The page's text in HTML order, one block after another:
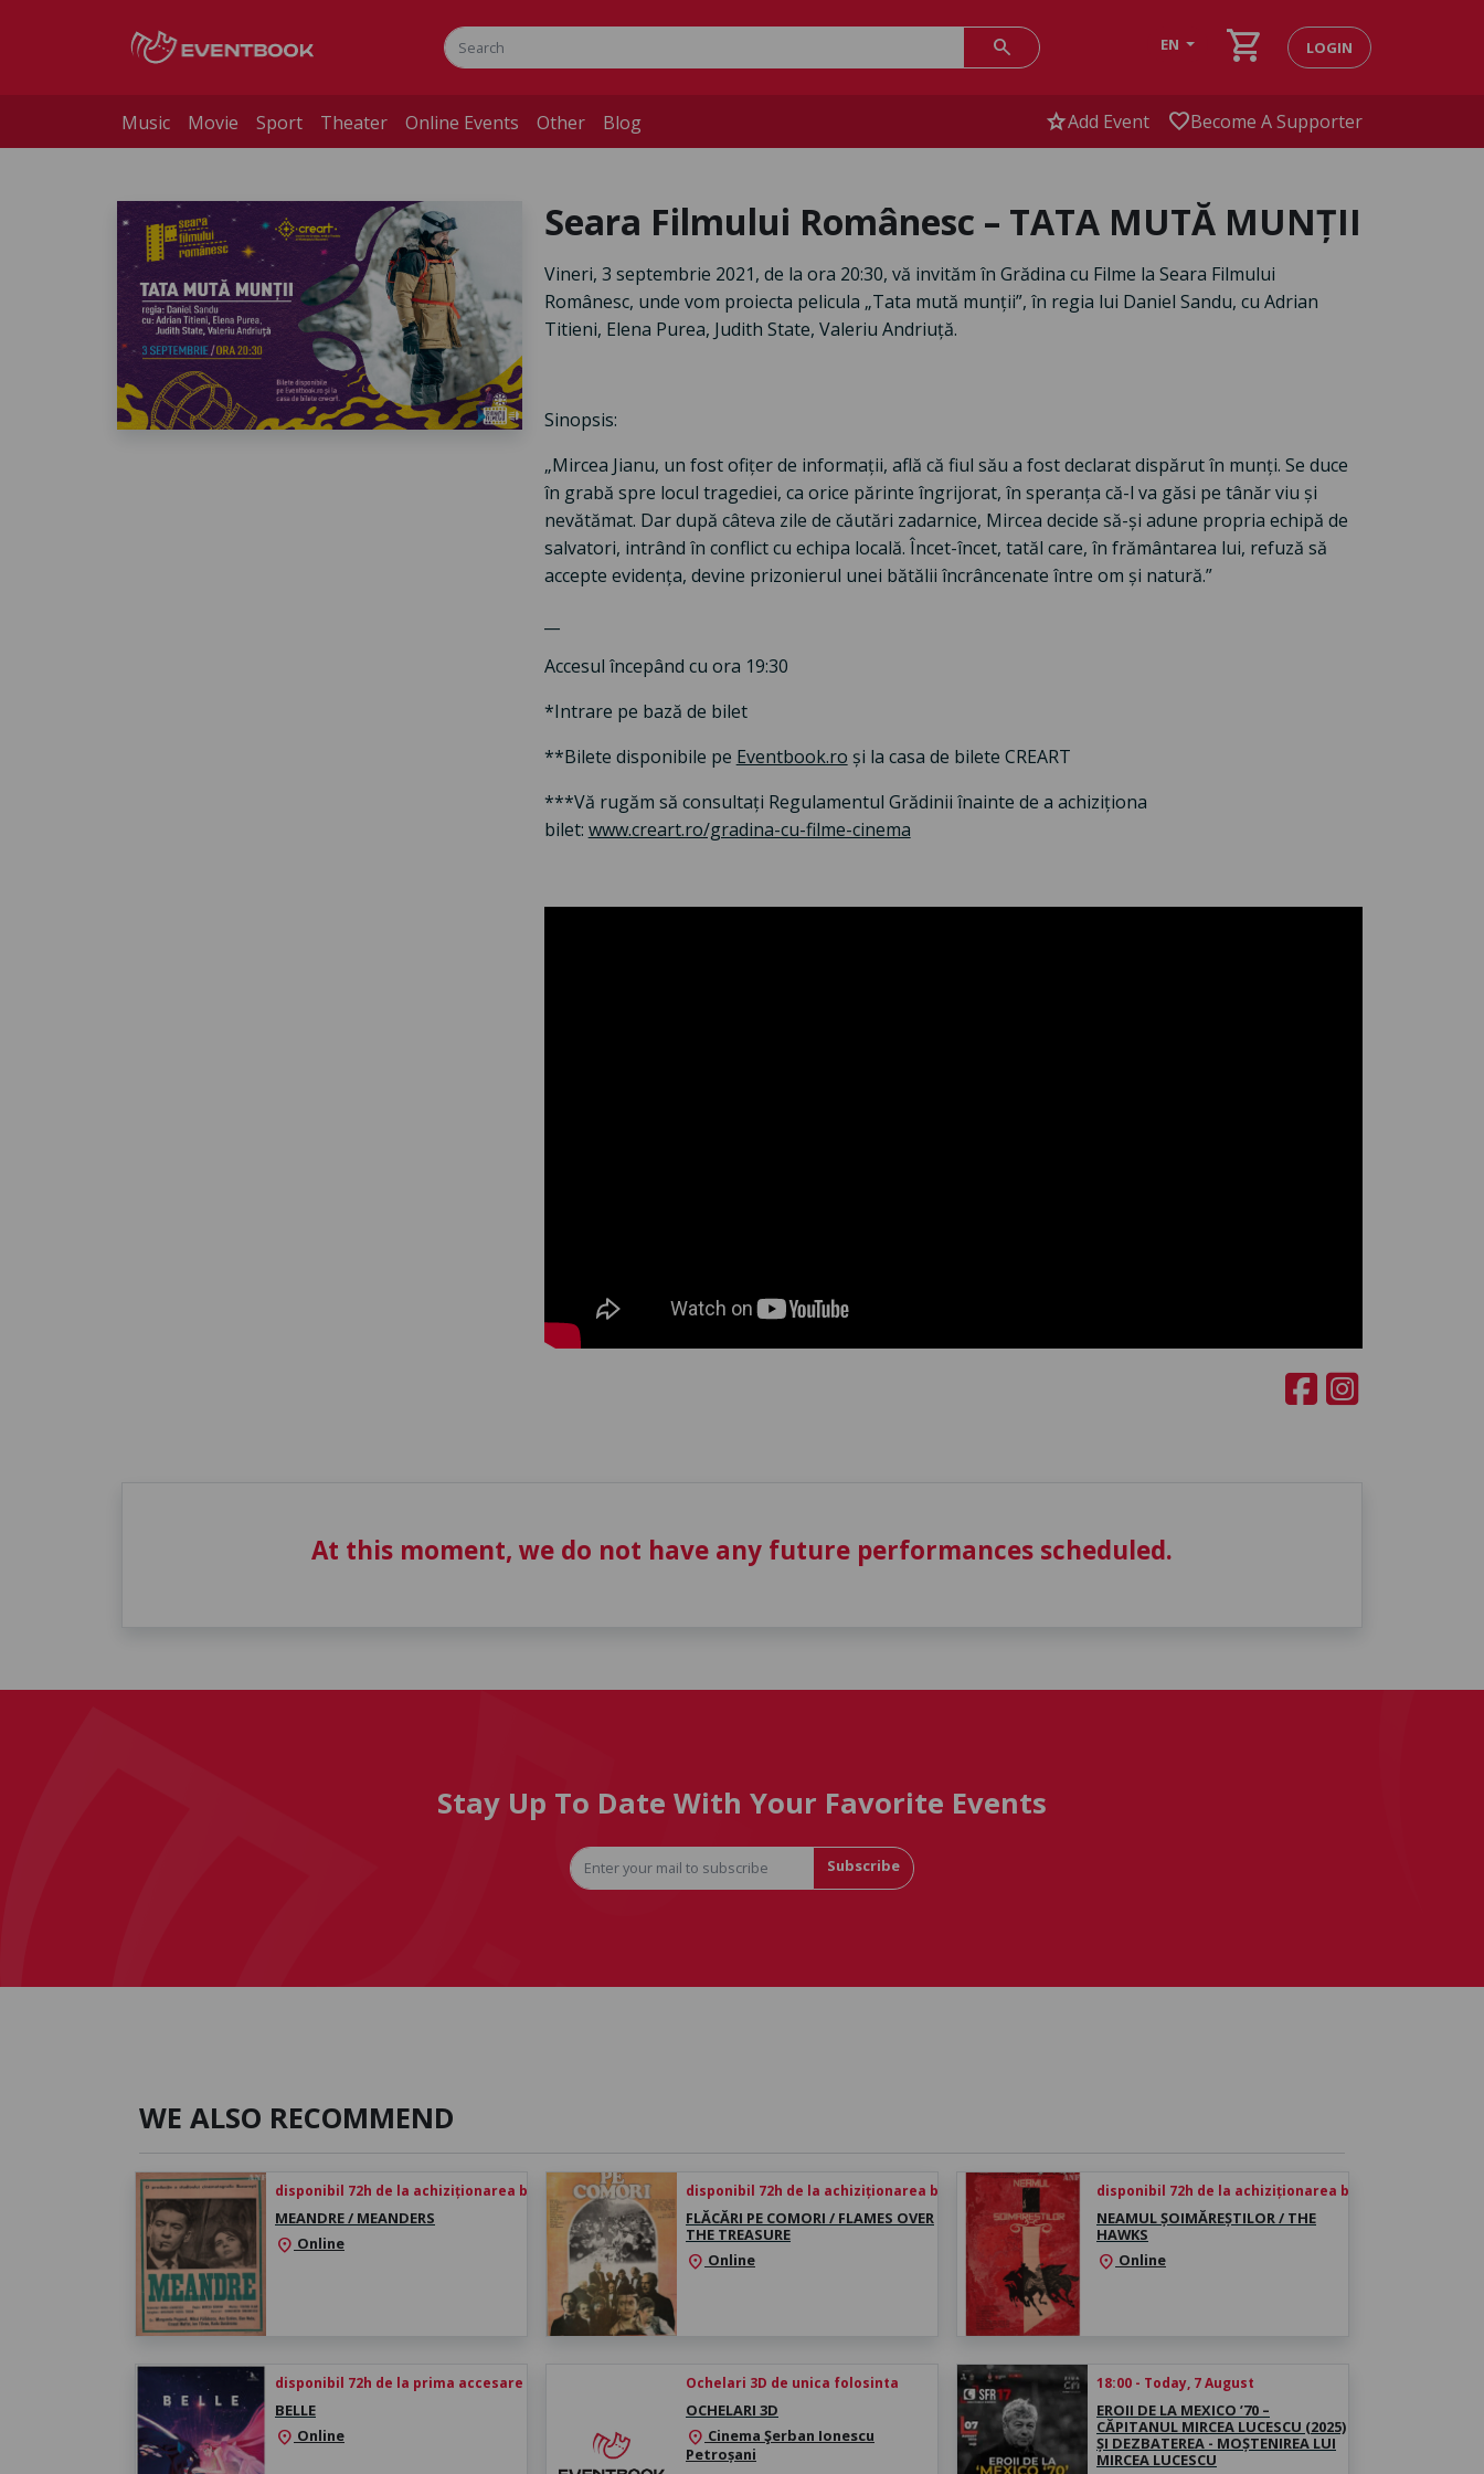
search EN shopping_cart LOGIN
Music Movie Sport Theater Online Events Other Blog starAdd Event favoriteBecome A Supporter
Seara Filmului Românesc – TATA MUTĂ MUNȚII
Vineri, 3 septembrie 2021, de la ora 20:30, vă invităm în Grădina cu Filme la Seara Filmului
Românesc, unde vom proiecta pelicula „Tata mută munții”, în regia lui Daniel Sandu, cu Adrian
Titieni, Elena Purea, Judith State, Valeriu Andriuță.
Sinopsis:
„Mircea Jianu, un fost ofițer de informații, află că fiul său a fost declarat dispărut în munți. Se duce
în grabă spre locul tragediei, ca orice părinte îngrijorat, în speranța că-l va găsi pe tânăr viu și
nevătămat. Dar după câteva zile de căutări zadarnice, Mircea decide să-și adune propria echipă de
salvatori, intrând în conflict cu echipa locală. Încet-încet, tatăl care, în frământarea lui, refuză să
accepte evidența, devine prizonierul unei bătălii încrâncenate între om și natură.”
Accesul începând cu ora 19:30
*Intrare pe bază de bilet
**Bilete disponibile pe Eventbook.ro și la casa de bilete CREART
***Vă rugăm să consultați Regulamentul Grădinii înainte de a achiziționa
bilet: www.creart.ro/gradina-cu-filme-cinema
At this moment, we do not have any future performances scheduled.
Stay Up To Date With Your Favorite Events
Subscribe
WE ALSO RECOMMEND
disponibil 72h de la achiziționarea biletului
MEANDRE / MEANDERS
location_on Online
disponibil 72h de la achiziționarea biletului
FLĂCĂRI PE COMORI / FLAMES OVER
THE TREASURE
location_on Online
disponibil 72h de la achiziționarea biletului
NEAMUL ȘOIMĂREȘTILOR / THE
HAWKS
location_on Online
disponibil 72h de la prima accesare
BELLE
location_on Online
Ochelari 3D de unica folosinta
OCHELARI 3D
location_on Cinema Şerban Ionescu
Petroșani
18:00 - Today, 7 August
EROII DE LA MEXICO ’70 –
CĂPITANUL MIRCEA LUCESCU (2025)
ȘI DEZBATEREA - MOȘTENIREA LUI
MIRCEA LUCESCU